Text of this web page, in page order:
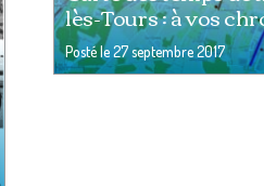
lès-Tours : à vos
Posté le27 septembre 2017